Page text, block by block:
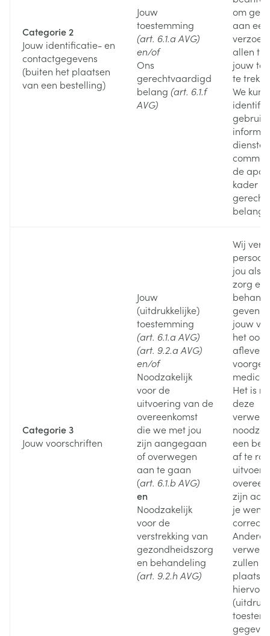
Categorie 2
Jouw identificatie- en
contactgegevens
(buiten het plaatsen
van een bestelling)
Jouw
toestemming
(art. 6.1.a AVG)
en/of
Ons
gerechtvaardigd
belang (art. 6.1.f
AVG)
om
aan
allen
jouw
te
We
de
kader
belang.
Categorie 3
Jouw voorschriften
Jouw
(uitdrukkelijke)
toestemming
(art. 6.1.a AVG)
(art. 9.2.a AVG)
en/of
Noodzakelijk
voor de
uitvoering van de
overeenkomst
die we met jou
zijn aangegaan
of overwegen
aan te gaan
(art. 6.1.b AVG)
en
Noodzakelijk
voor de
verstrekking van
gezondheidszorg
en behandeling
(art. 9.2.h AVG)
Wij
jou als
zorg
geven.
jouw
het oog
Het is
deze
een
af te
zijn
je
correct
Andere
zullen